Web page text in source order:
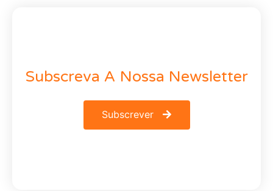
Subscreva A Nossa Newsletter
Subscrever